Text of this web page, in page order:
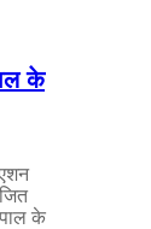
के
के